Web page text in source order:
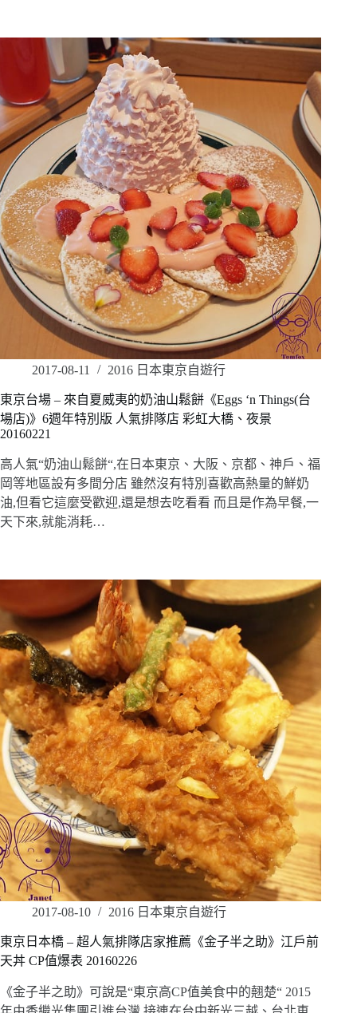
2017-08-11 2016 日本東京自遊行
東京台場 – 來自夏威夷的奶油山鬆餅《Eggs ‘n Things(台
場店)》6週年特別版 人氣排隊店 彩虹大橋、夜景
20160221
高人氣“奶油山鬆餅“,在日本東京、大阪、京都、神戶、福
岡等地區設有多間分店 雖然沒有特別喜歡高熱量的鮮奶
油,但看它這麼受歡迎,還是想去吃看看 而且是作為早餐,一
天下來,就能消耗…
2017-08-10 2016 日本東京自遊行
東京日本橋 – 超人氣排隊店家推薦《金子半之助》江戶前
天丼 CP值爆表 20160226
《金子半之助》可說是“東京高CP值美食中的翹楚“ 2015